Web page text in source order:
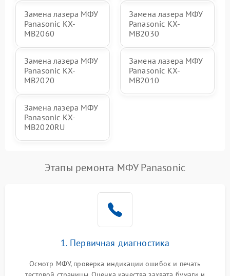
Замена лазера МФУ
Panasonic KX-
MB2060
Замена лазера МФУ
Panasonic KX-
MB2030
Замена лазера МФУ
Panasonic KX-
MB2020
Замена лазера МФУ
Panasonic KX-
MB2010
Замена лазера МФУ
Panasonic KX-
MB2020RU
Этапы ремонта МФУ Panasonic
1. Первичная диагностика
Осмотр МФУ, проверка индикации ошибок и печать